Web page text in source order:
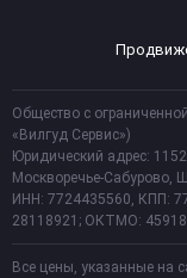
Общество с
«Вилгуд Сервис»)
Юридический адрес:
Москворечье-Сабурово,
ИНН: 7724435560, КПП:
28118921; ОКТМО:
Все цены, указанные на